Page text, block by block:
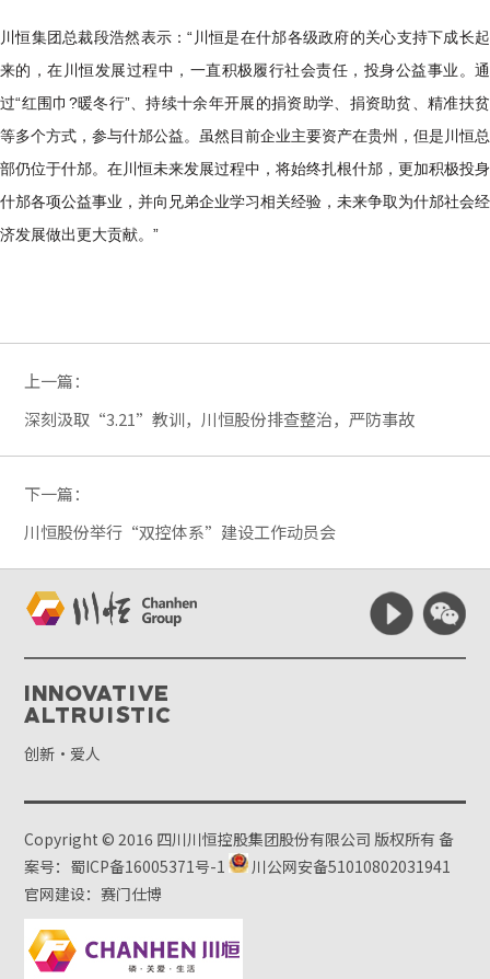
川恒集团总裁段浩然表示：“川恒是在什邡各级政府的关心支持下成长起
来的，在川恒发展过程中，一直积极履行社会责任，投身公益事业。通
过“红围巾?暖冬行”、持续十余年开展的捐资助学、捐资助贫、精准扶贫
等多个方式，参与什邡公益。虽然目前企业主要资产在贵州，但是川恒总
部仍位于什邡。在川恒未来发展过程中，将始终扎根什邡，更加积极投身
什邡各项公益事业，并向兄弟企业学习相关经验，未来争取为什邡社会经
济发展做出更大贡献。”
上一篇：
深刻汲取“3.21”教训，川恒股份排查整治，严防事故
下一篇：
川恒股份举行“双控体系”建设工作动员会
Innovative
Altruistic
创新·爱人
Copyright © 2016 四川川恒控股集团股份有限公司 版权所有备
案号：蜀ICP备16005371号-1
川公网安备51010802031941
官网建设：赛门仕博